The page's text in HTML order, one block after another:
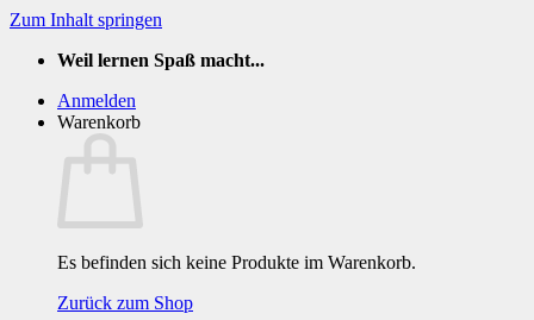
Zum Inhalt springen
Weil lernen Spaß macht...
Anmelden
Warenkorb
Es befinden sich keine Produkte im Warenkorb.
Zurück zum Shop